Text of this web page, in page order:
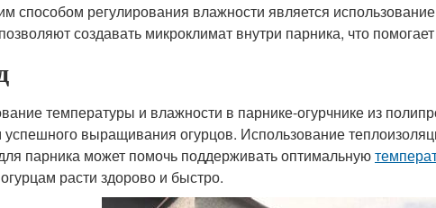
способом регулирования влажности является
создавать микроклимат внутри парника, что
температуры и влажности в парнике-огурчнике из
успешного выращивания огурцов. Использование
парника может помочь поддерживать оптимальную
расти здорово и быстро.